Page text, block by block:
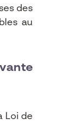
des
au
Loi de